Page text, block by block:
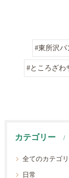
#東所沢パ
#ところざわ
カテゴリー
全てのカテゴ
日常